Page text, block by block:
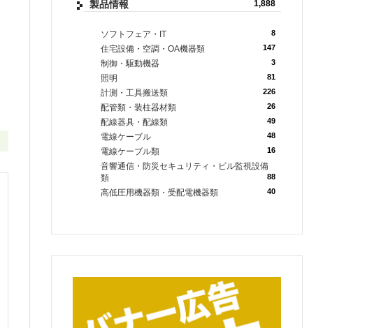
製品情報 1,888
ソフトフェア・IT 8
住宅設備・空調・OA機器類 147
制御・駆動機器 3
照明 81
計測・工具搬送類 226
配管類・装柱器材類 26
配線器具・配線類 49
電線ケーブル 48
電線ケーブル類 16
音響通信・防災セキュリティ・ビル監視設備
類
88
高低圧用機器類・受配電機器類 40